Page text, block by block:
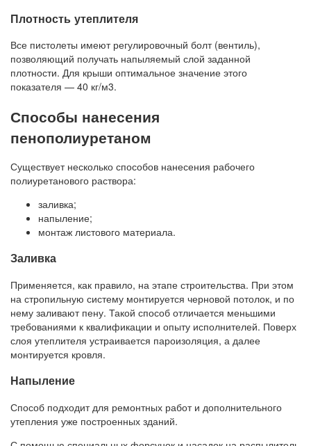
Плотность утеплителя
Все пистолеты имеют регулировочный болт (вентиль),
позволяющий получать напыляемый слой заданной
плотности. Для крыши оптимальное значение этого
показателя — 40 кг/м3.
Способы нанесения
пенополиуретаном
Существует несколько способов нанесения рабочего
полиуретанового раствора:
заливка;
напыление;
монтаж листового материала.
Заливка
Применяется, как правило, на этапе строительства. При этом
на стропильную систему монтируется черновой потолок, и по
нему заливают пену. Такой способ отличается меньшими
требованиями к квалификации и опыту исполнителей. Поверх
слоя утеплителя устраивается пароизоляция, а далее
монтируется кровля.
Напыление
Способ подходит для ремонтных работ и дополнительного
утепления уже построенных зданий.